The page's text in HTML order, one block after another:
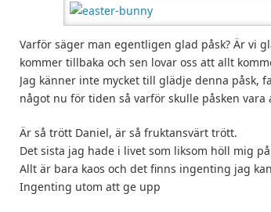
Varför säger man egentligen glad påsk? Är vi
kommer tillbaka och sen lovar oss att allt
Jag känner inte mycket till glädje denna påsk,
något nu för tiden så varför skulle påsken vara
Är så trött Daniel, är så fruktansvärt trött.
Det sista jag hade i livet som liksom höll mig
Allt är bara kaos och det finns ingenting jag
Ingenting utom att ge upp